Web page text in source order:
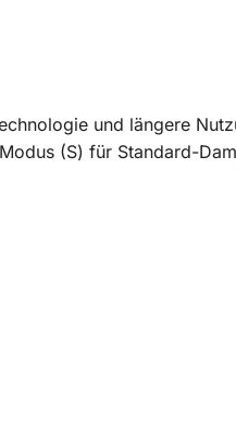
und längere
(S) für Standard-